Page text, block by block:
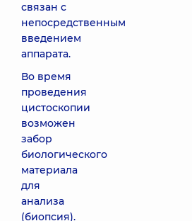
связан с
непосредственным
введением
аппарата.
Во время
проведения
цистоскопии
возможен
забор
биологического
материала
для
анализа
(биопсия).